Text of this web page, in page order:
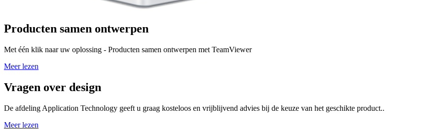
Producten samen ontwerpen
Met één klik naar uw oplossing - Producten samen ontwerpen met TeamViewer
Meer lezen
Vragen over design
De afdeling Application Technology geeft u graag kosteloos en vrijblijvend advies bij de keuze van het geschikte product..
Meer lezen